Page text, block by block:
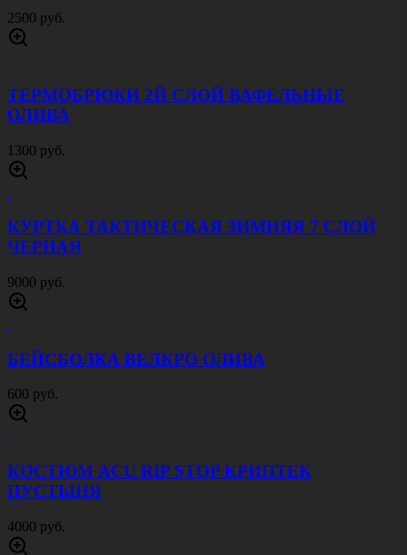
2500 руб.
ТЕРМОБРЮКИ 2Й СЛОЙ ВАФЕЛЬНЫЕ
ОЛИВА
1300 руб.
КУРТКА ТАКТИЧЕСКАЯ ЗИМНЯЯ 7 СЛОЙ
ЧЕРНАЯ
9000 руб.
БЕЙСБОЛКА ВЕЛКРО ОЛИВА
600 руб.
КОСТЮМ ACU RIP STOP КРИПТЕК
ПУСТЫНЯ
4000 руб.